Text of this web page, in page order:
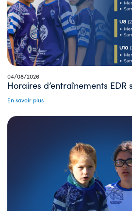
04/08/2026
Horaires d’entraînements EDR
En savoir plus